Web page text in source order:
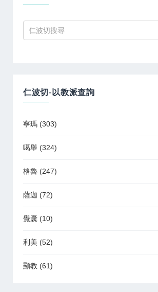
仁波切-以教派查詢
寧瑪 (303)
噶舉 (324)
格魯 (247)
薩迦 (72)
覺囊 (10)
利美 (52)
顯教 (61)